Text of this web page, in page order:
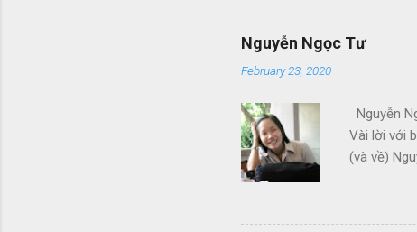
khác
thay cho
Nguyễn Ngọc Tư
February 23, 2020
Nguyễn
Vài lời với
(và về)
vọng các
mong